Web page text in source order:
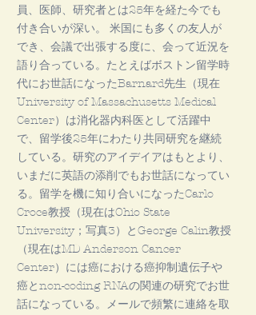
員、医師、研究者とは25年を経た今でも
付き合いが深い。 米国にも多くの友人が
でき、会議で出張する度に、会って近況を
語り合っている。たとえばボストン留学時
代にお世話になったBarnard先生（現在
University of Massachusetts Medical
Center）は消化器内科医として活躍中
で、留学後25年にわたり共同研究を継続
している。研究のアイデイアはもとより、
いまだに英語の添削でもお世話になってい
る。留学を機に知り合いになったCarlo
Croce教授（現在はOhio State
University；写真3）とGeorge Calin教授
（現在はMD Anderson Cancer
Center）には癌における癌抑制遺伝子や
癌とnon-coding RNAの関連の研究でお世
話になっている。メールで頻繁に連絡を取